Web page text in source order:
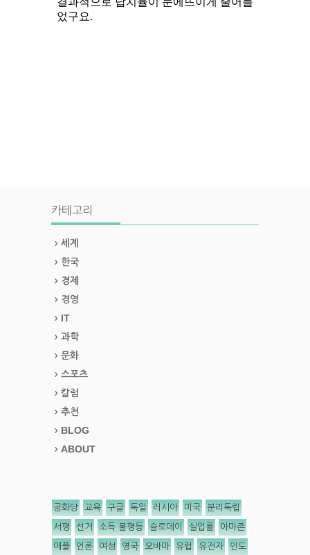
카테고리
세계
한국
경제
경영
IT
과학
문화
스포츠
칼럼
추천
BLOG
ABOUT
공화당 교육 구글 독일 러시아 미국 분리독립
서평 선거 소득 불평등 슬로데이 실업률 아마존
애플 언론 여성 영국 오바마 유럽 유전자 인도